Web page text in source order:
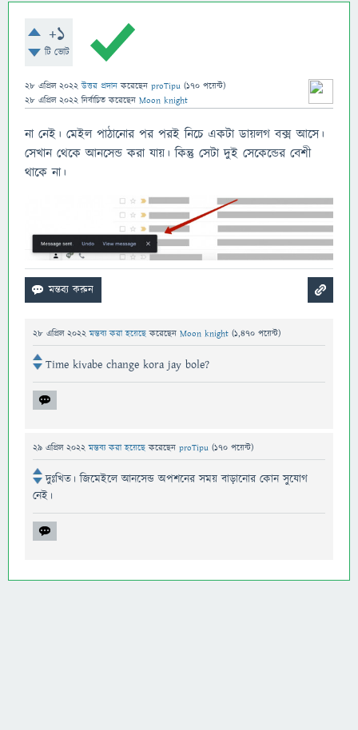
+1
টি ভোট
28 এপ্রিল 2022 উত্তর প্রদান করেছেন proTipu (170 পয়েন্ট)
28 এপ্রিল 2022 নির্বাচিত করেছেন Moon knight
না নেই। মেইল পাঠানোর পর পরই নিচে একটা ডায়লগ বক্স আসে।
সেখান থেকে আনসেন্ড করা যায়। কিন্তু সেটা দুই সেকেন্ডের বেশী
থাকে না।
28 এপ্রিল 2022 মন্তব্য করা হয়েছেকরেছেন Moon knight (1,470 পয়েন্ট)
Time kivabe change kora jay bole?
29 এপ্রিল 2022 মন্তব্য করা হয়েছেকরেছেন proTipu (170 পয়েন্ট)
দুঃখিত। জিমেইলে আনসেন্ড অপশনের সময় বাড়ানোর কোন সুযোগ
নেই।